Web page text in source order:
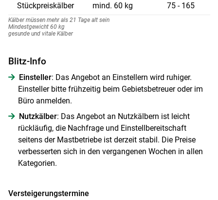
Stückpreiskälber
mind. 60 kg 75 - 165
Kälber müssen mehr als 21 Tage alt sein
Mindestgewicht 60 kg
gesunde und vitale Kälber
Blitz-Info
Einsteller: Das Angebot an Einstellern wird ruhiger.
Einsteller bitte frühzeitig beim Gebietsbetreuer oder im
Büro anmelden.
Nutzkälber: Das Angebot an Nutzkälbern ist leicht
rückläufig, die Nachfrage und Einstellbereitschaft
seitens der Mastbetriebe ist derzeit stabil. Die Preise
verbesserten sich in den vergangenen Wochen in allen
Kategorien.
Versteigerungstermine